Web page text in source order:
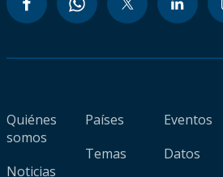
Quiénes
somos
Noticias
Países
Temas
Eventos
Datos